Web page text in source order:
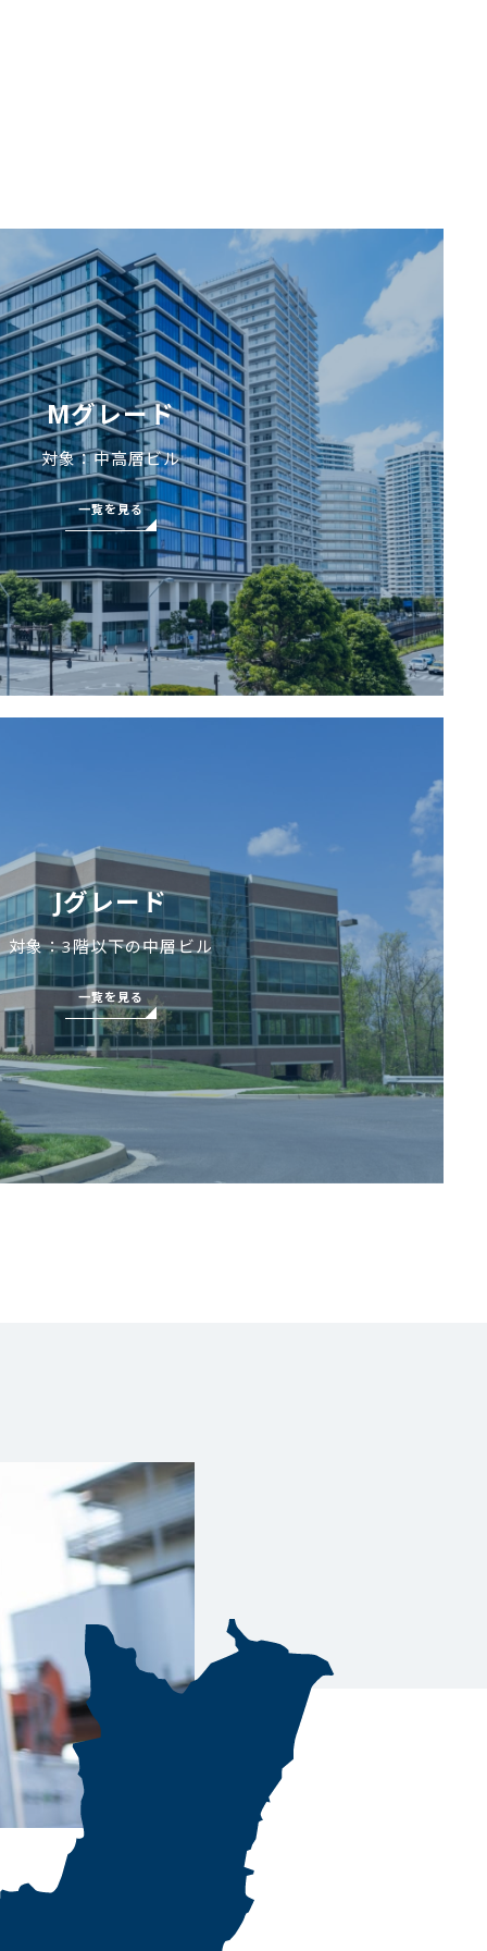
Mグレード
対象：中高層ビル
一覧を見る
Jグレード
対象：3階以下の中層ビル
一覧を見る